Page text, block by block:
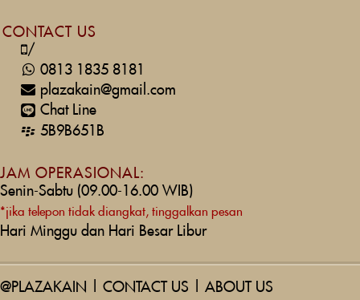
CONTACT US
/
0813 1835 8181
plazakain@gmail.com
Chat Line
5B9B651B
JAM OPERASIONAL:
Senin-Sabtu (09.00-16.00 WIB)
*jika telepon tidak diangkat, tinggalkan pesan
Hari Minggu dan Hari Besar Libur
@PLAZAKAIN CONTACT US ABOUT US